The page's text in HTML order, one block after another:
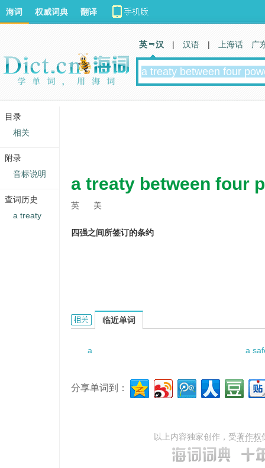
a treaty between four
英 美
四强之间所签订的条约
a treaty between four powers的相关资料：
临近单词
a a
分享单词到：
以上内容独家创作，受著作权
海词 权威词典 翻译
英 汉 | 汉语 | 上海话 广
目录
相关
附录
音标说明
查词历史
a treaty